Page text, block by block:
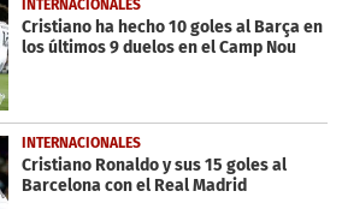
INTERNACIONALES
Cristiano ha hecho 10 goles al Barça en
los últimos 9 duelos en el Camp Nou
INTERNACIONALES
Cristiano Ronaldo y sus 15 goles al
Barcelona con el Real Madrid